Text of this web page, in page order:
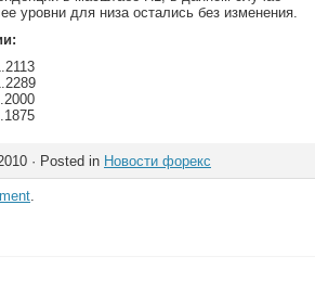
уровни для низа остались без изменения.
· Posted in Новости форекс
.